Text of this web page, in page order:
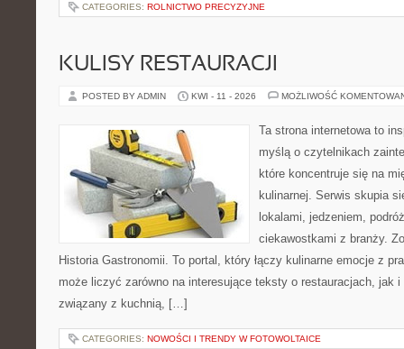
CATEGORIES: ROLNICTWO PRECYZYJNE
KULISY RESTAURACJI
POSTED BY ADMIN KWI - 11 - 2026 MOŻLIWOŚĆ
Ta strona internetowa to
myślą o czytelnikach
które koncentruje się na
kulinarnej. Serwis skupia
lokalami, jedzeniem,
ciekawostkami z branży.
Historia Gastronomii. To portal, który łączy kulinarne emocje z
może liczyć zarówno na interesujące teksty o restauracjach, jak
związany z kuchnią, […]
CATEGORIES: NOWOŚCI I TRENDY W FOTOWOLTAICE